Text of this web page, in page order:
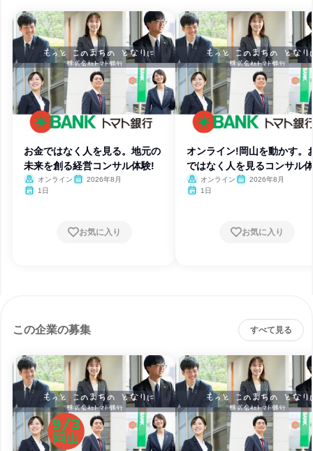
お金ではなく人を見る。地元の
未来を創る経営コンサル体験!
オンライン
2026年8月
1日
お気に入り
オンライン!岡山を動かす。
ではなく人を見るコンサル体
験。オンライン
2026年8月
1日
お気に入り
この企業の募集 すべて見る